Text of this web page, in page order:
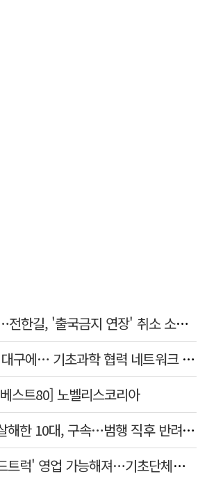
"수사 차질 우려"…전한길, '출국금지 연장' 취소 소송 패소
전국 20개 대학이 대구에… 기초과학 협력 네트워크 출범하다
스트80] 노벨리스코리아
말다툼하다 모친 살해한 10대, 구속…범행 직후 반려견도 죽여
일반음식점도 '푸드트럭' 영업 가능해져…기초단체별 조례 개정 움직임